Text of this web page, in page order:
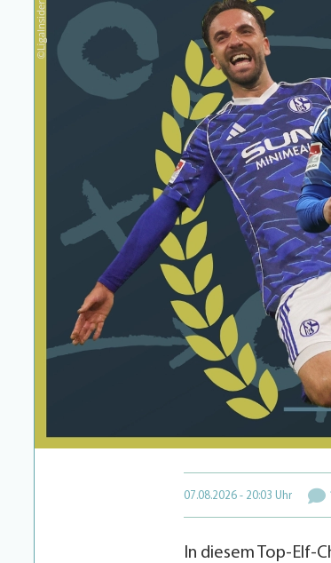
07.08.2026 - 20:03 Uhr
In diesem Top-Elf-